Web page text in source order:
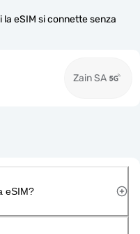
eSIM si connette senza
Zain SA
eSIM?